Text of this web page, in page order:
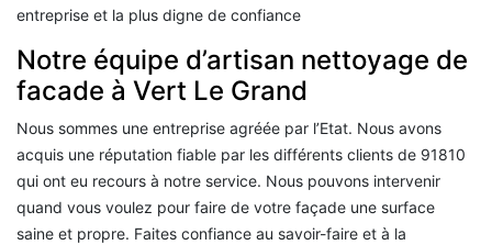
entreprise et la plus digne de confiance
Notre équipe d’artisan nettoyage de
facade à Vert Le Grand
Nous sommes une entreprise agréée par l’Etat. Nous avons
acquis une réputation fiable par les différents clients de 91810
qui ont eu recours à notre service. Nous pouvons intervenir
quand vous voulez pour faire de votre façade une surface
saine et propre. Faites confiance au savoir-faire et à la